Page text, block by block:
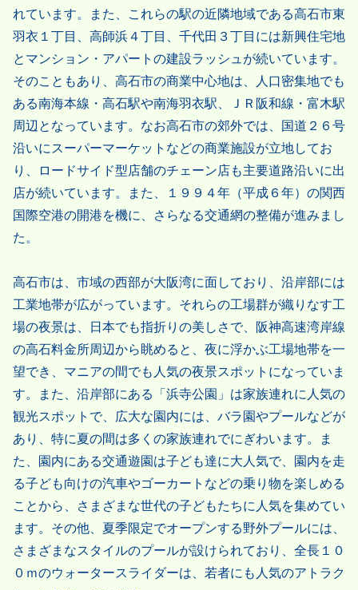
れています。また、これらの駅の近隣地域である高石市東
羽衣１丁目、高師浜４丁目、千代田３丁目には新興住宅地
とマンション・アパートの建設ラッシュが続いています。
そのこともあり、高石市の商業中心地は、人口密集地でも
ある南海本線・高石駅や南海羽衣駅、ＪＲ阪和線・富木駅
周辺となっています。なお高石市の郊外では、国道２６号
沿いにスーパーマーケットなどの商業施設が立地してお
り、ロードサイド型店舗のチェーン店も主要道路沿いに出
店が続いています。また、１９９４年（平成６年）の関西
国際空港の開港を機に、さらなる交通網の整備が進みまし
た。
高石市は、市域の西部が大阪湾に面しており、沿岸部には
工業地帯が広がっています。それらの工場群が織りなす工
場の夜景は、日本でも指折りの美しさで、阪神高速湾岸線
の高石料金所周辺から眺めると、夜に浮かぶ工場地帯を一
望でき、マニアの間でも人気の夜景スポットになっていま
す。また、沿岸部にある「浜寺公園」は家族連れに人気の
観光スポットで、広大な園内には、バラ園やプールなどが
あり、特に夏の間は多くの家族連れでにぎわいます。ま
た、園内にある交通遊園は子ども達に大人気で、園内を走
る子ども向けの汽車やゴーカートなどの乗り物を楽しめる
ことから、さまざまな世代の子どもたちに人気を集めてい
ます。その他、夏季限定でオープンする野外プールには、
さまざまなスタイルのプールが設けられており、全長１０
０ｍのウォータースライダーは、若者にも人気のアトラク